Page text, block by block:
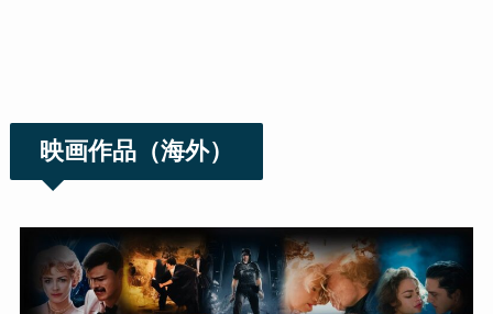
映画作品（海外）